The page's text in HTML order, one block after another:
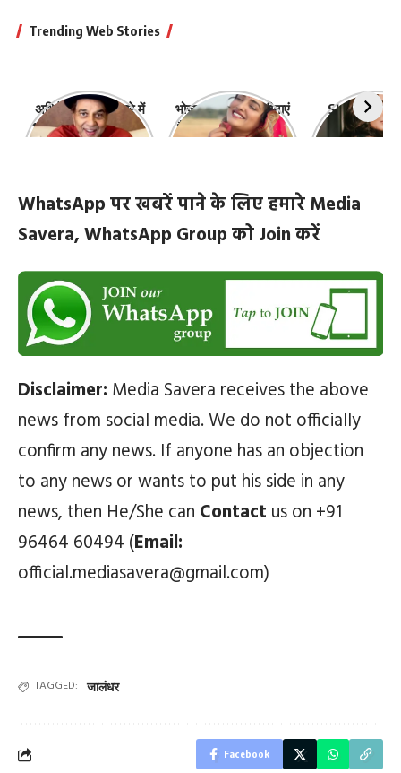
Trending Web Stories
अभिनेता धर्मेंद्र के बारे में
10 रोचक बातें, जिनके बारे
भोजपुरी की ये 10 हसीनाएं
हैं सबसे खूबसूरत | top-
Shefali
‘कांटा लगा
WhatsApp पर खबरें पाने के लिए हमारे Media
Savera, WhatsApp Group को Join करें
Disclaimer: Media Savera receives the above
news from social media. We do not officially
confirm any news. If anyone has an objection
to any news or wants to put his side in any
news, then He/She can Contact us on +91
96464 60494 (Email:
official.mediasavera@gmail.com)
TAGGED: जालंधर
Facebook